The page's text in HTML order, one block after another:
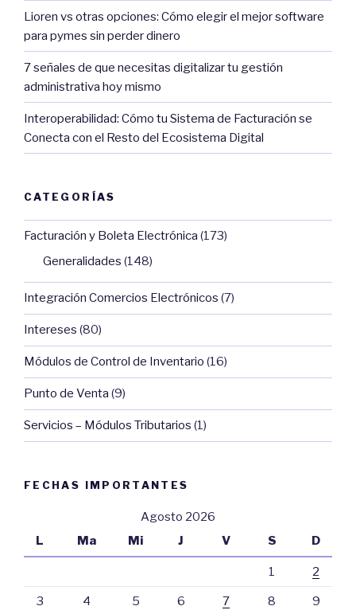
Lioren vs otras opciones: Cómo elegir el mejor software
para pymes sin perder dinero
7 señales de que necesitas digitalizar tu gestión
administrativa hoy mismo
Interoperabilidad: Cómo tu Sistema de Facturación se
Conecta con el Resto del Ecosistema Digital
CATEGORÍAS
Facturación y Boleta Electrónica (173)
Generalidades (148)
Integración Comercios Electrónicos (7)
Intereses (80)
Módulos de Control de Inventario (16)
Punto de Venta (9)
Servicios – Módulos Tributarios (1)
FECHAS IMPORTANTES
Agosto 2026
L
Ma Mi J V S D
1 2
3 4 5 6 7 8 9